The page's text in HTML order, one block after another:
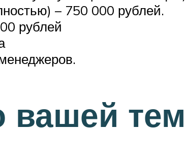
– 750 000 рублей.
рублей
вашей